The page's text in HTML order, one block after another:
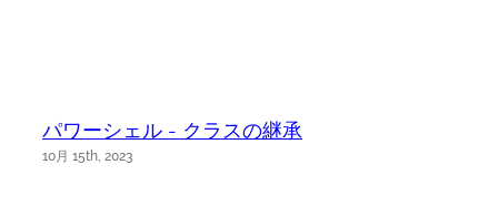
パワーシェル - クラスの継承
10月 15th, 2023